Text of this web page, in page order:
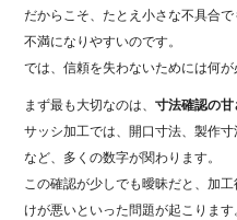
だからこそ、たとえ小さな不具合
不満になりやすいのです。
では、信頼を失わないためには何が
まず最も大切なのは、寸法確認の
サッシ加工では、開口寸法、製作
など、多くの数字が関わります。
この確認が少しでも曖昧だと、加
けが悪いといった問題が起こります